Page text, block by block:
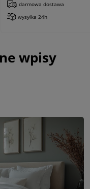
darmowa dostawa
wysyłka 24h
wpisy